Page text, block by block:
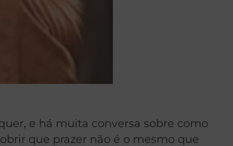
e há muita conversa sobre como
que prazer não é o mesmo que